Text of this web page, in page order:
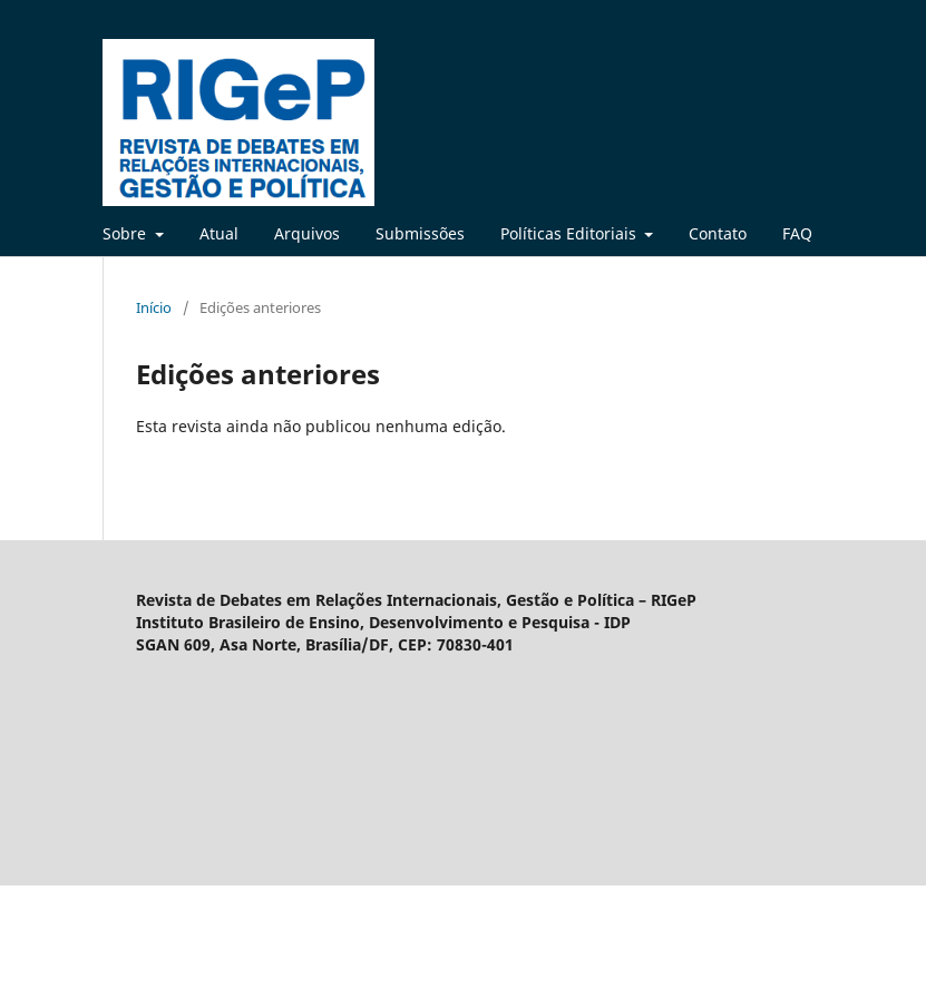
Sobre Atual Arquivos Submissões Políticas Editoriais Contato FAQ
Início / Edições anteriores
Edições anteriores
Esta revista ainda não publicou nenhuma edição.
Revista de Debates em Relações Internacionais, Gestão e Política – RIGeP
Instituto Brasileiro de Ensino, Desenvolvimento e Pesquisa - IDP
SGAN 609, Asa Norte, Brasília/DF, CEP: 70830-401